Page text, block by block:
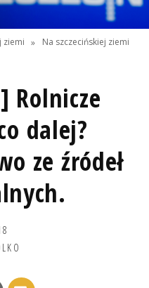
ziemi » Na szczecińskiej ziemi
Rolnicze
dalej?
ze źródeł